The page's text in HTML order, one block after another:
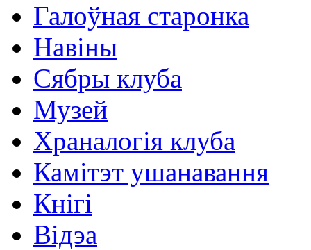
Галоўная старонка
Навіны
Сябры клуба
Музей
Храналогія клуба
Камітэт ушанавання
Кнігі
Відэа